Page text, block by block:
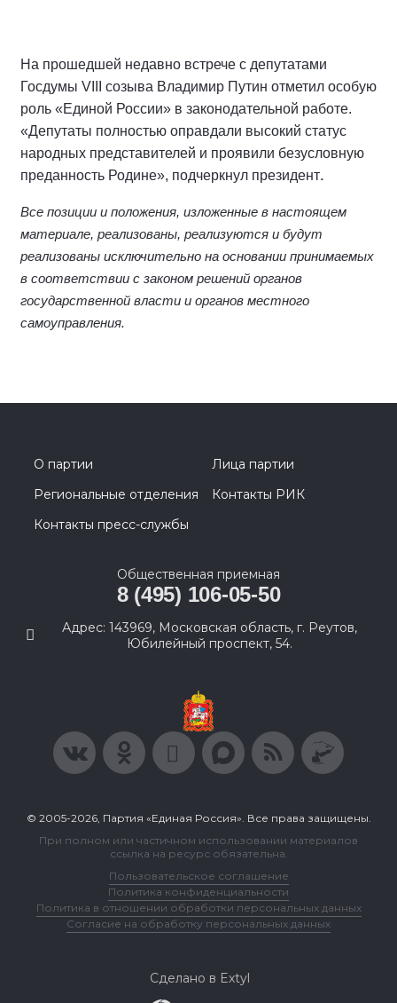
На прошедшей недавно встрече с депутатами
Госдумы VIII созыва Владимир Путин отметил особую
роль «Единой России» в законодательной работе.
«Депутаты полностью оправдали высокий статус
народных представителей и проявили безусловную
преданность Родине», подчеркнул президент.
Все позиции и положения, изложенные в настоящем
материале, реализованы, реализуются и будут
реализованы исключительно на основании принимаемых
в соответствии с законом решений органов
государственной власти и органов местного
самоуправления.
О партии
Лица партии
Региональные отделения
Контакты РИК
Контакты пресс-службы
Общественная приемная
8 (495) 106-05-50
Адрес: 143969, Московская область, г. Реутов,
Юбилейный проспект, 54.
© 2005-2026, Партия «Единая Россия». Все права защищены.
При полном или частичном использовании материалов
ссылка на ресурс обязательна.
Пользовательское соглашение
Политика конфиденциальности
Политика в отношении обработки персональных данных
Согласие на обработку персональных данных
Сделано в Extyl